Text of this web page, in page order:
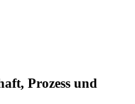
Prozess und